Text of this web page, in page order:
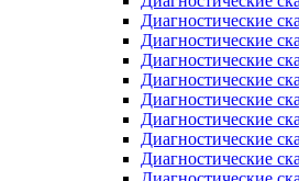
Диагностические
Диагностические
Диагностические
Диагностические
Диагностические
Диагностические
Диагностические
Диагностические